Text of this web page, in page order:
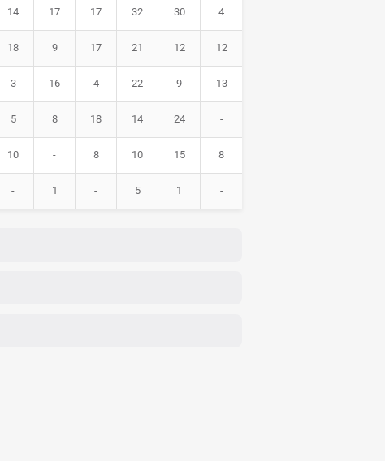
14 17 17 32 30 4
18 9 17 21 12 12
3 16 4 22 9 13
5 8 18 14 24 -
10 - 8 10 15 8
- 1 - 5 1 -